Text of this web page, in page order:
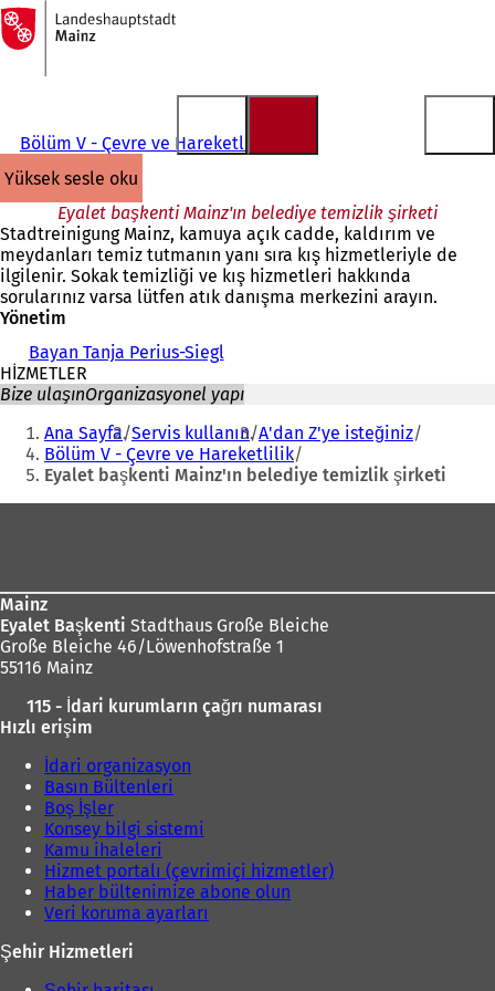
İçeriğe atla
Ana
sayfaya
Bölüm V - Çevre ve Hareketlilik
yüksek sesle oku
Eyalet başkenti Mainz'ın belediye temizlik şirketi
Stadtreinigung Mainz, kamuya açık cadde, kaldırım ve
meydanları temiz tutmanın yanı sıra kış hizmetleriyle de
ilgilenir. Sokak temizliği ve kış hizmetleri hakkında
sorularınız varsa lütfen atık danışma merkezini arayın.
Yönetim
Bayan Tanja Perius-Siegl
HİZMETLER
Bize ulaşınOrganizasyonel yapı
Buradasınız:
Ana Sayfa Servis kullanın A'dan Z'ye isteğiniz
Bölüm V - Çevre ve Hareketlilik
Eyalet başkenti Mainz'ın belediye temizlik şirketi
Mainz
Eyalet Başkenti Stadthaus Große Bleiche
Große Bleiche 46/Löwenhofstraße 1
55116 Mainz
115 - İdari kurumların çağrı numarası
Hızlı erişim
İdari organizasyon
Basın Bültenleri
Boş İşler
Konsey bilgi sistemi
Kamu ihaleleri
Hizmet portalı (çevrimiçi hizmetler)
Haber bültenimize abone olun
Veri koruma ayarları
Şehir Hizmetleri